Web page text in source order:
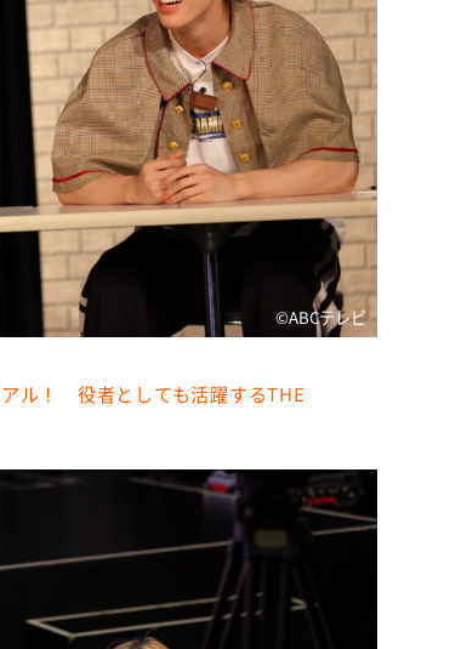
©️ABCテレビ
アル！ 役者としても活躍するTHE